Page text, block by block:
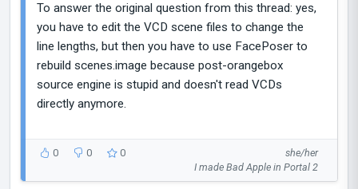
To answer the original question from this thread: yes,
you have to edit the VCD scene files to change the
line lengths, but then you have to use FacePoser to
rebuild scenes.image because post-orangebox
source engine is stupid and doesn't read VCDs
directly anymore.
0 0 0
she/her
I made Bad Apple in Portal 2